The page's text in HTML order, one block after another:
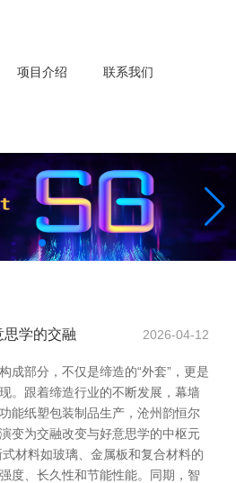
项目介绍 联系我们
学的交融 2026-04-12
成部分，不仅是缔造的“外套”，更是
。跟着缔造行业的不断发展，幕墙
能纸塑包装制品生产，沧州韵恒尔
变为交融改变与好意思学的中枢元
材料如玻璃、金属板和复合材料的
度、长久性和节能性能。同期，智